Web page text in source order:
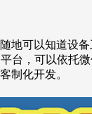
地可以知道设
台，可以依托
制化开发。